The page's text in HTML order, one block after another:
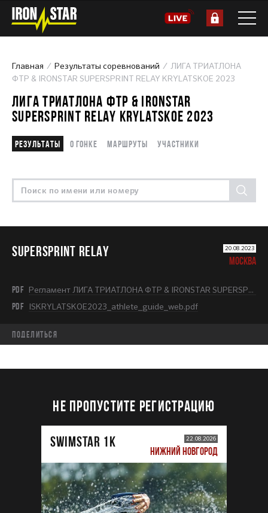
Главная Результаты соревнований
ЛИГА ТРИАТЛОНА
ФТР & IRONSTAR SUPERSPRINT RELAY KRYLATSKOE 2023
ЛИГА ТРИАТЛОНА ФТР & IRONSTAR
SUPERSPRINT RELAY KRYLATSKOE 2023
Результаты О гонке Маршруты Участники
SUPERSPRINT RELAY 20.08.2023
МОСКВА
PDF Регламент ЛИГА ТРИАТЛОНА ФТР & IRONSTAR SUPERSPRINT KRYLATSKOE 2023.pdf
PDF ISKRYLATSKOE2023_athlete_guide_web.pdf
Поделиться
НЕ ПРОПУСТИТЕ РЕГИСТРАЦИЮ
SWIMSTAR 1K 22.08.2026
НИЖНИЙ НОВГОРОД